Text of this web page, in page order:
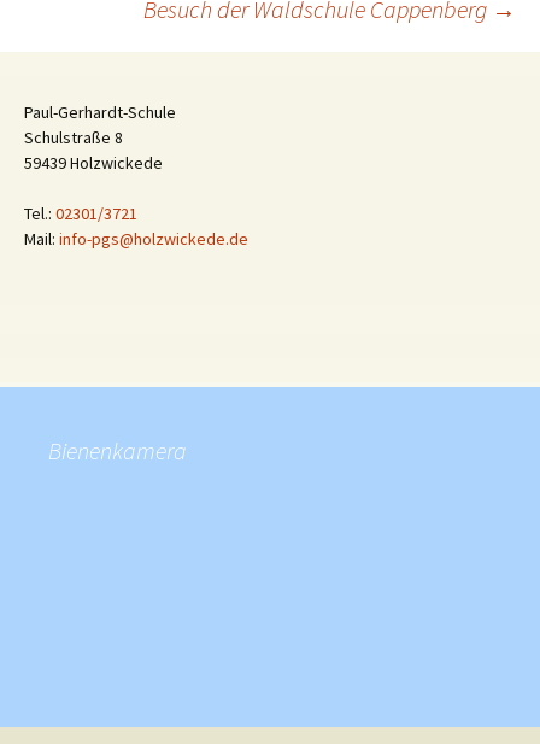
Besuch der Waldschule Cappenberg →
Paul-Gerhardt-Schule
Schulstraße 8
59439 Holzwickede
Tel.: 02301/3721
Mail: info-pgs@holzwickede.de
Bienenkamera